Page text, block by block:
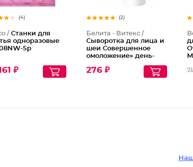
(4)
/ Станки для
одноразовые
5p
₽
(2)
Белита - Витекс /
Сыворотка для лица и
шеи Совершенное
омоложение» день-
276 ₽